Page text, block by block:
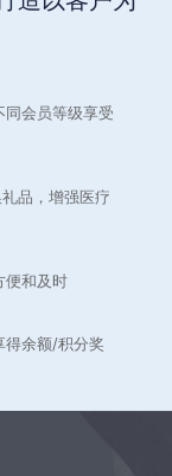
会员等级享受
品，增强医疗
便和及时
得余额/积分奖